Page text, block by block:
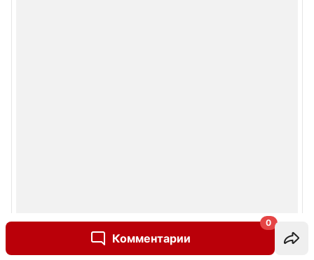
Комментарии
0